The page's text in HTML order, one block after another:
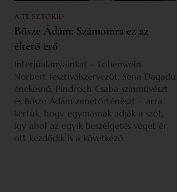
A TE SZTORID
Bősze Ádám: Számomra ez az
éltető erő
Interjúalanyainkat – Lobenwein
Norbert fesztiválszervezőt, Sena Dagadu
énekesnő, Pindroch Csaba színművészt
és Bősze Ádám zenetörténészt – arra
kértük, hogy egymásnak adják a szót,
így ahol az egyik beszélgetés véget ér,
ott kezdődik is a következő.